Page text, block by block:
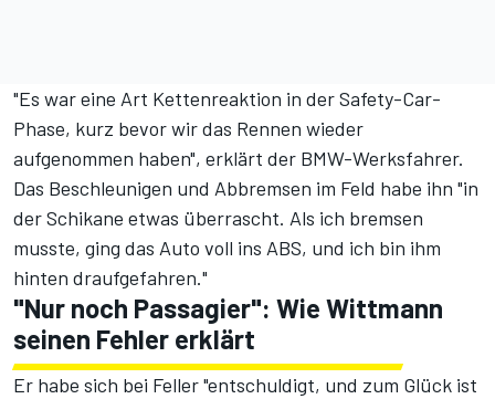
"Es war eine Art Kettenreaktion in der Safety-Car-
Phase, kurz bevor wir das Rennen wieder
aufgenommen haben", erklärt der BMW-Werksfahrer.
Das Beschleunigen und Abbremsen im Feld habe ihn "in
der Schikane etwas überrascht. Als ich bremsen
musste, ging das Auto voll ins ABS, und ich bin ihm
hinten draufgefahren."
"Nur noch Passagier": Wie Wittmann
seinen Fehler erklärt
Er habe sich bei Feller "entschuldigt, und zum Glück ist